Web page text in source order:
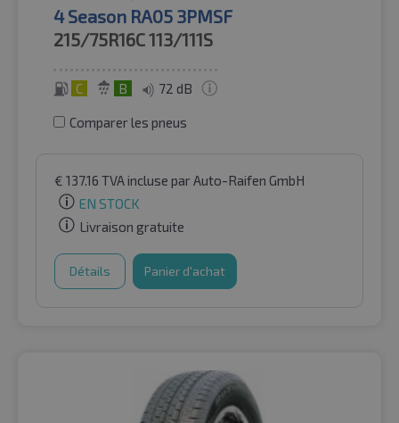
4 Season RA05 3PMSF
215/75R16C113/111S
C B 72 dB
Comparer les pneus
€ 137.16 TVA incluse par Auto-Raifen GmbH
EN STOCK
Livraison gratuite
Détails Panier d'achat